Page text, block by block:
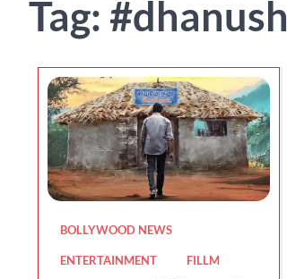
Tag: #dhanush
BOLLYWOOD NEWS
ENTERTAINMENT FILLM